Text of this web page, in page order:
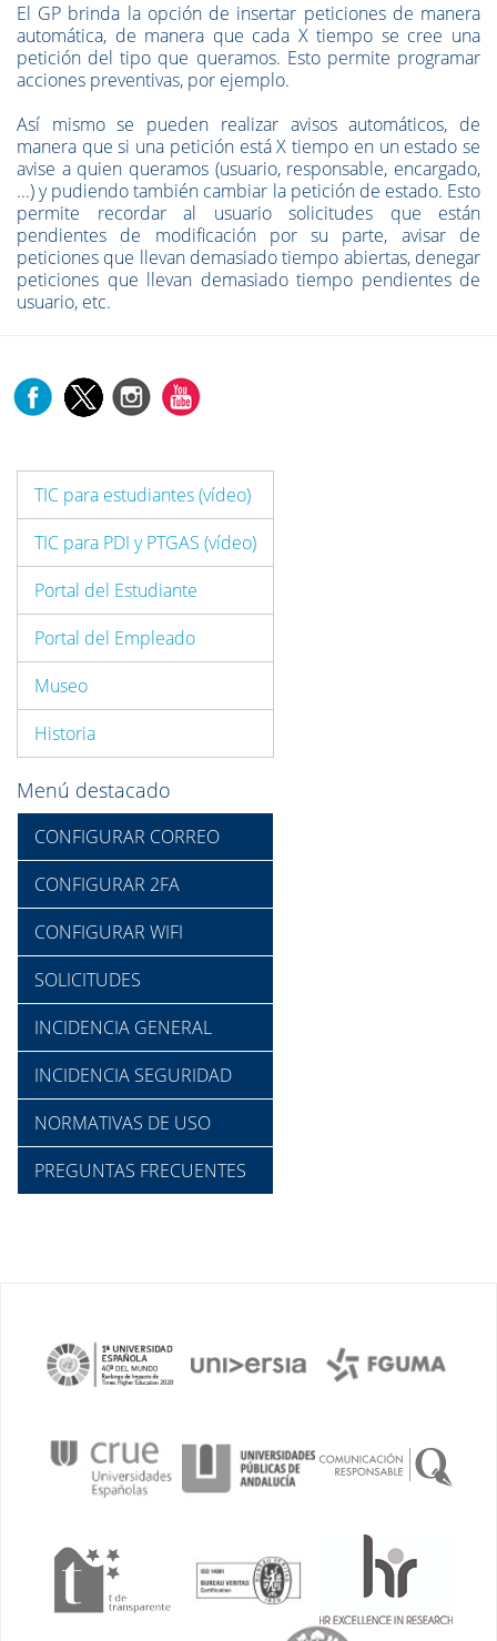
El GP brinda la opción de insertar peticiones de manera
automática, de manera que cada X tiempo se cree una
petición del tipo que queramos. Esto permite programar
acciones preventivas, por ejemplo.
Así mismo se pueden realizar avisos automáticos, de
manera que si una petición está X tiempo en un estado se
avise a quien queramos (usuario, responsable, encargado,
...) y pudiendo también cambiar la petición de estado. Esto
permite recordar al usuario solicitudes que están
pendientes de modificación por su parte, avisar de
peticiones que llevan demasiado tiempo abiertas, denegar
peticiones que llevan demasiado tiempo pendientes de
usuario, etc.
TIC para estudiantes (vídeo)
TIC para PDI y PTGAS (vídeo)
Portal del Estudiante
Portal del Empleado
Museo
Historia
Menú destacado
CONFIGURAR CORREO
CONFIGURAR 2FA
CONFIGURAR WIFI
SOLICITUDES
INCIDENCIA GENERAL
INCIDENCIA SEGURIDAD
NORMATIVAS DE USO
PREGUNTAS FRECUENTES